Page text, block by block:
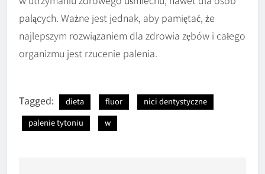
palących. Ważne jest jednak, aby pamiętać, że
najlepszym rozwiązaniem dla zdrowia zębów i całego
organizmu jest rzucenie palenia.
Tagged: dieta fluor
nici dentystyczne
palenie tytoniu
w